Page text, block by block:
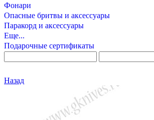
Фонари
Опасные бритвы и аксессуары
Паракорд и аксессуары
Еще...
Подарочные сертификаты
Назад